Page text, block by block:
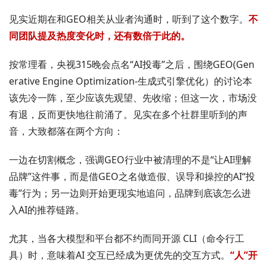
见实近期在和GEO相关从业者沟通时，听到了这个数字。 不
同团队提及热度变化时，还有数倍于此的。
按常理看，央视315晚会点名“AI投毒”之后，围绕GEO(Gen
erative Engine Optimization-生成式引擎优化）的讨论本
该先冷一阵，至少应该先观望、先收缩；但这一次，市场没
有退，反而更快地往前涌了。见实在多个社群里听到的声
音，大致都落在两个方向：
一边在切割概念，强调GEO行业中被清理的不是“让AI理解
品牌”这件事，而是借GEO之名做造假、误导和操控的AI“投
毒”行为；另一边则开始更现实地追问，品牌到底该怎么进
入AI的推荐链路。
尤其，当各大模型和平台都不约而同开源 CLI（命令行工
具）时，意味着AI 交互已经成为更优先的交互方式。 “人”开